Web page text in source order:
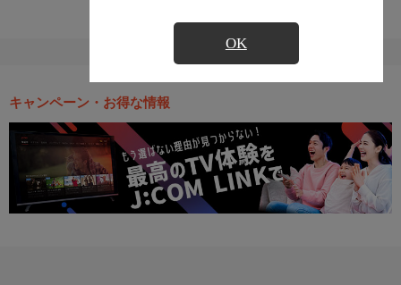
OK
キャンペーン・お得な情報